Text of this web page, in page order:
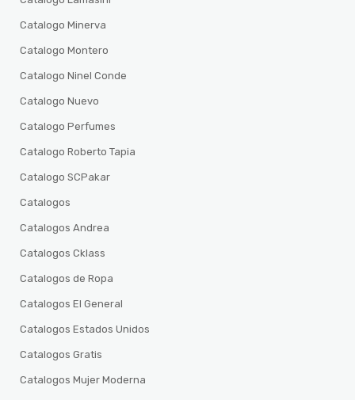
Catalogo Minerva
Catalogo Montero
Catalogo Ninel Conde
Catalogo Nuevo
Catalogo Perfumes
Catalogo Roberto Tapia
Catalogo SCPakar
Catalogos
Catalogos Andrea
Catalogos Cklass
Catalogos de Ropa
Catalogos El General
Catalogos Estados Unidos
Catalogos Gratis
Catalogos Mujer Moderna